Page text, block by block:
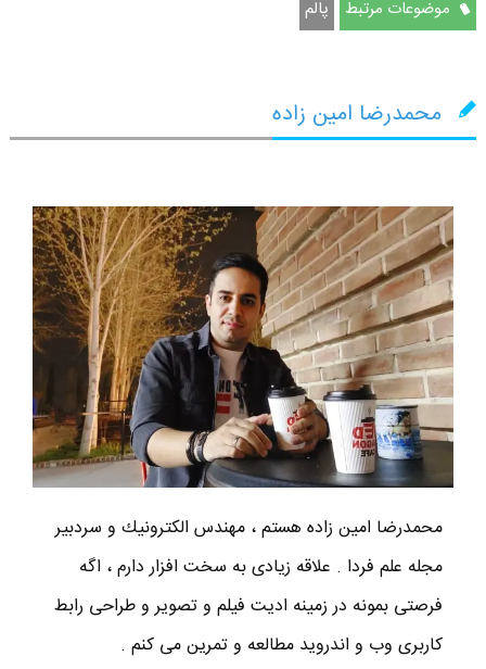
موضوعات مرتبط پالم
محمدرضا امین زاده
محمدرضا امين زاده هستم ، مهندس الكترونيك و سردبير
مجله علم فردا . علاقه زیادی به سخت افزار دارم ، اگه
فرصتی بمونه در زمینه ادیت فیلم و تصویر و طراحی رابط
کاربری وب و اندروید مطالعه و تمرین می کنم .